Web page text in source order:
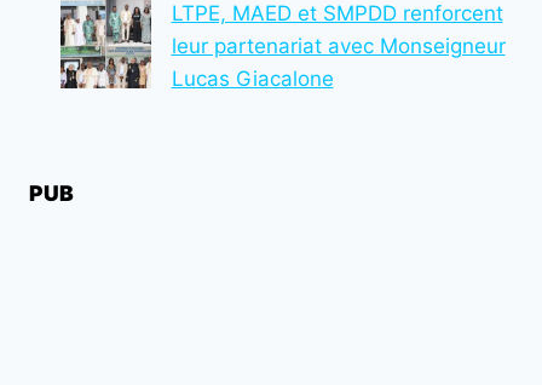
LTPE, MAED et SMPDD renforcent
leur partenariat avec Monseigneur
Lucas Giacalone
PUB